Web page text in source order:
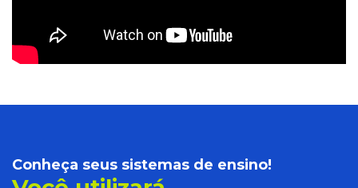
Conheça seus sistemas de ensino!